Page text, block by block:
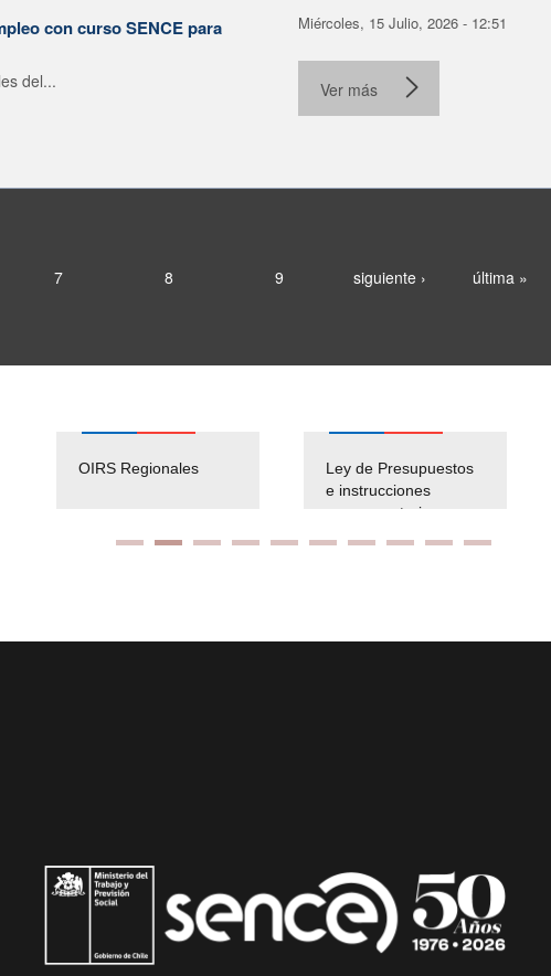
con curso SENCE para
del...
Miércoles, 15 Julio, 2026 - 12:51
Ver más
7 8 9 siguiente › última »
OIRS Regionales
Ley de Presupuestos
e instrucciones
presuspuetarias